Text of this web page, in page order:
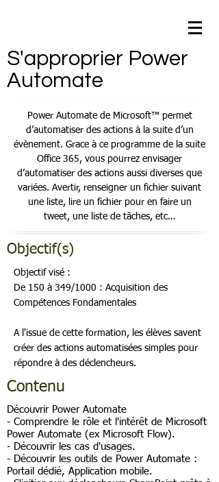
S'approprier Power
Automate
Power Automate de Microsoft™ permet
d’automatiser des actions à la suite d’un
évènement. Grace à ce programme de la suite
Office 365, vous pourrez envisager
d’automatiser des actions aussi diverses que
variées. Avertir, renseigner un fichier suivant
une liste, lire un fichier pour en faire un
tweet, une liste de tâches, etc…
Objectif(s)
Objectif visé :
De 150 à 349/1000 : Acquisition des
Compétences Fondamentales
A l'issue de cette formation, les élèves savent
créer des actions automatisées simples pour
répondre à des déclencheurs.
Contenu
Découvrir Power Automate
- Comprendre le rôle et l'intérêt de Microsoft
Power Automate (ex Microsoft Flow).
- Découvrir les cas d'usages.
- Découvrir les outils de Power Automate :
Portail dédié, Application mobile.